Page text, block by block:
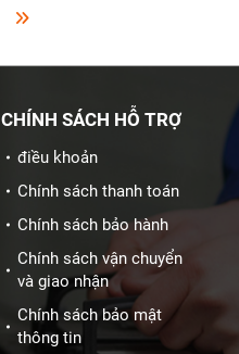
CHÍNH SÁCH HỖ TRỢ
điều khoản
Chính sách thanh toán
Chính sách bảo hành
Chính sách vận chuyển
và giao nhận
Chính sách bảo mật
thông tin